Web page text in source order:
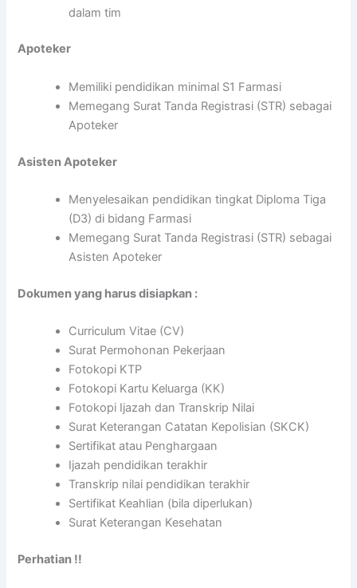
dalam tim
Apoteker
Memiliki pendidikan minimal S1 Farmasi
Memegang Surat Tanda Registrasi (STR) sebagai
Apoteker
Asisten Apoteker
Menyelesaikan pendidikan tingkat Diploma Tiga
(D3) di bidang Farmasi
Memegang Surat Tanda Registrasi (STR) sebagai
Asisten Apoteker
Dokumen yang harus disiapkan :
Curriculum Vitae (CV)
Surat Permohonan Pekerjaan
Fotokopi KTP
Fotokopi Kartu Keluarga (KK)
Fotokopi Ijazah dan Transkrip Nilai
Surat Keterangan Catatan Kepolisian (SKCK)
Sertifikat atau Penghargaan
Ijazah pendidikan terakhir
Transkrip nilai pendidikan terakhir
Sertifikat Keahlian (bila diperlukan)
Surat Keterangan Kesehatan
Perhatian !!